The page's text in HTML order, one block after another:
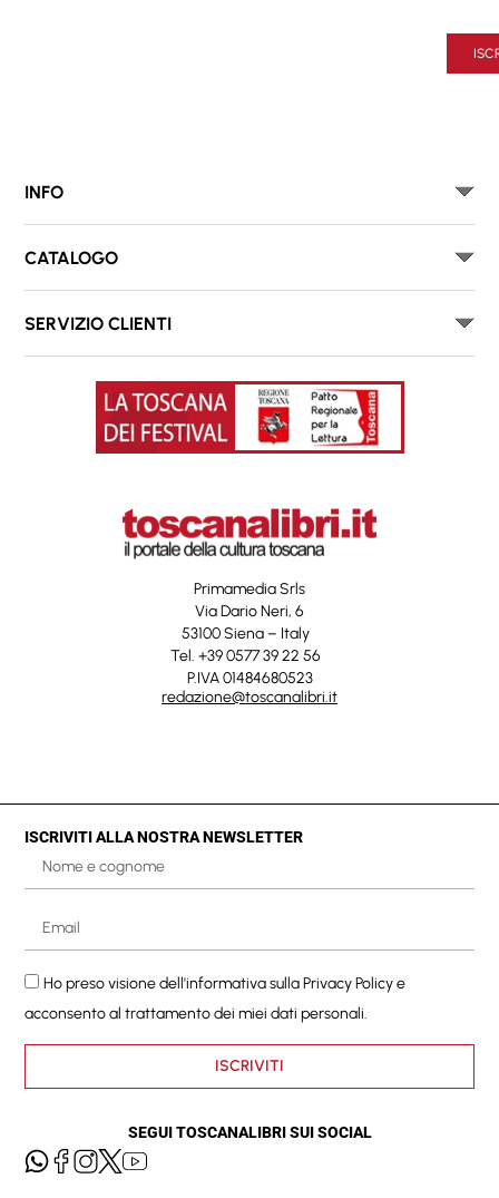
INFO
CATALOGO
SERVIZIO CLIENTI
Primamedia Srls
Via Dario Neri, 6
53100 Siena – Italy
Tel. +39 0577 39 22 56
P.IVA 01484680523
redazione@toscanalibri.it
ISCRIVITI ALLA NOSTRA NEWSLETTER
Ho preso visione dell'informativa sullaPrivacy Policye
acconsento al trattamento dei miei dati personali.
ISCRIVITI
SEGUI TOSCANALIBRI SUI SOCIAL